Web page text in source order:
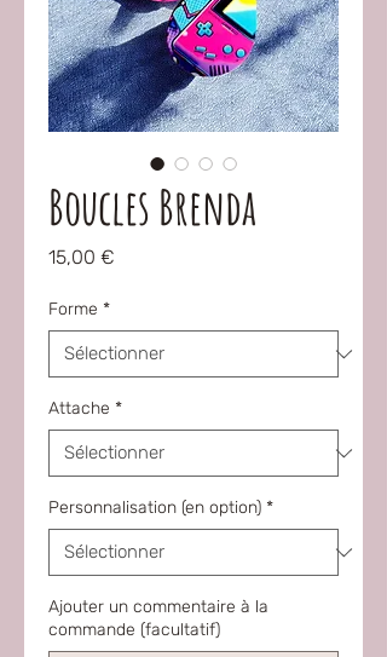
Boucles Brenda
15,00 €
Forme *
Attache *
Personnalisation (en option) *
Ajouter un commentaire à la
commande (facultatif)